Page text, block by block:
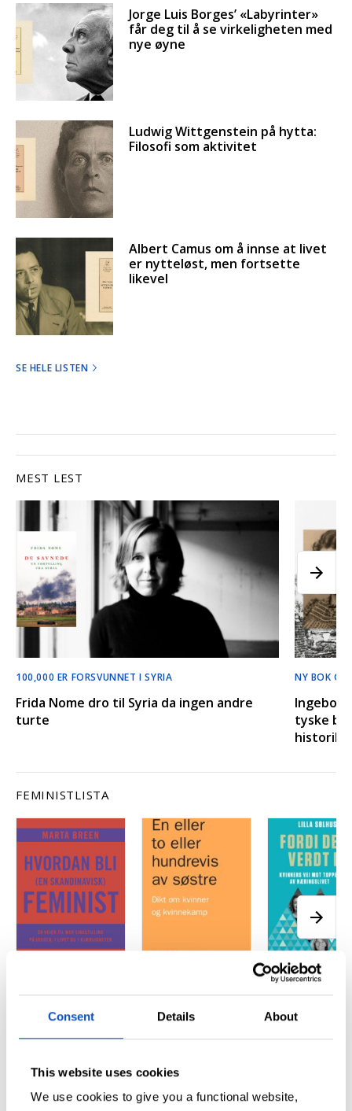
Consent Details About
This website uses cookies
We use cookies to give you a functional website,
Jorge Luis Borges’ «Labyrinter»
får deg til å se virkeligheten med
nye øyne
Ludwig Wittgenstein på hytta:
Filosofi som aktivitet
Albert Camus om å innse at livet
er nytteløst, men fortsette
likevel
SE HELE LISTEN
MEST LEST
100,000 ER FORSVUNNET I SYRIA
Frida Nome dro til Syria da ingen andre
turte
NY BOK
tyske
FEMINISTLISTA
skandinavisk)
feminist
Marta Breen
hundrevis av
søstre
Dikt om kvinner og
Amalie Kasin
Lerstang
Fordi det er
det
Kvinners vei mot
toppen av
KJØP